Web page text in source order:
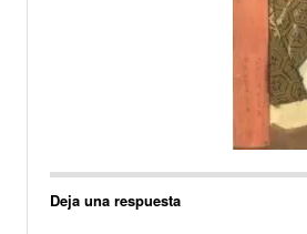
Deja una respuesta